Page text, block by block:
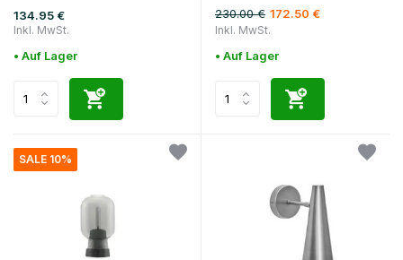
134.95 €
Inkl. MwSt.
• Auf Lager
230.00 € 172.50 €
Inkl. MwSt.
• Auf Lager
SALE 10%